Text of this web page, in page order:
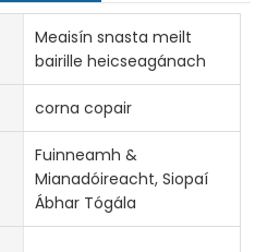
Meaisín snasta meilt
bairille heicseagánach
corna copair
Fuinneamh &
Mianadóireacht, Siopaí
Ábhar Tógála